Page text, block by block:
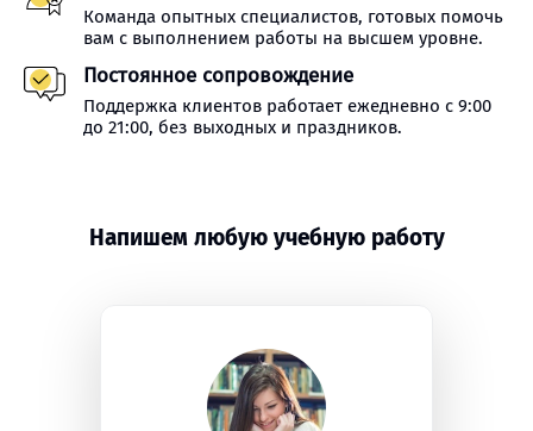
Команда опытных специалистов, готовых помочь
вам с выполнением работы на высшем уровне.
Постоянное сопровождение
Поддержка клиентов работает ежедневно с 9:00
до 21:00, без выходных и праздников.
Напишем любую учебную работу